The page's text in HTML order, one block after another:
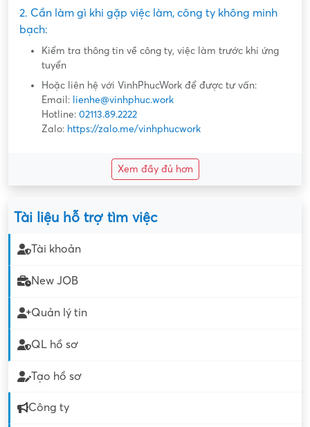
2. Cần làm gì khi gặp việc làm, công ty không minh
bạch:
Kiểm tra thông tin về công ty, việc làm trước khi ứng
tuyển
Hoặc liên hệ với VinhPhucWork để được tư vấn:
Email: lienhe@vinhphuc.work
Hotline: 02113.89.2222
Zalo: https://zalo.me/vinhphucwork
Xem đầy đủ hơn
Tài liệu hỗ trợ tìm việc
Tài khoản
New JOB
Quản lý tin
QL hồ sơ
Tạo hồ sơ
Công ty